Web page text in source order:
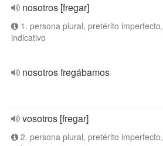
nosotros [fregar]
1. persona plural, pretérito imperfecto,
indicativo
nosotros fregábamos
vosotros [fregar]
2. persona plural, pretérito imperfecto,